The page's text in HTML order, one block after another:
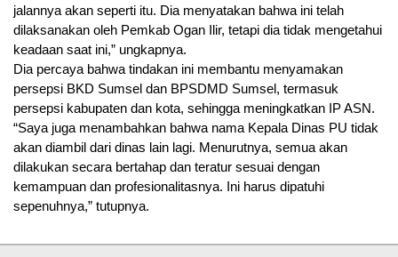
jalannya akan seperti itu. Dia menyatakan bahwa ini telah
dilaksanakan oleh Pemkab Ogan Ilir, tetapi dia tidak mengetahui
keadaan saat ini,” ungkapnya.
Dia percaya bahwa tindakan ini membantu menyamakan
persepsi BKD Sumsel dan BPSDMD Sumsel, termasuk
persepsi kabupaten dan kota, sehingga meningkatkan IP ASN.
“Saya juga menambahkan bahwa nama Kepala Dinas PU tidak
akan diambil dari dinas lain lagi. Menurutnya, semua akan
dilakukan secara bertahap dan teratur sesuai dengan
kemampuan dan profesionalitasnya. Ini harus dipatuhi
sepenuhnya,” tutupnya.